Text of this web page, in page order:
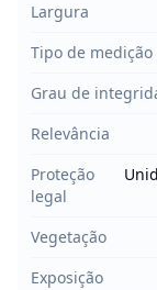
Largura
Tipo de medição
Grau de
Relevância
Proteção
legal
Vegetação
Exposição